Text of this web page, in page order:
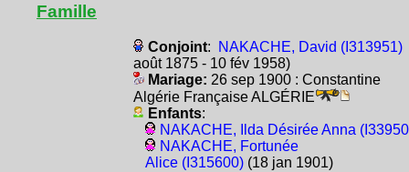
Famille
Conjoint: NAKACHE, David (I313951)
août 1875 - 10 fév 1958)
Mariage: 26 sep 1900 : Constantine
Algérie Française ALGÉRIE
Enfants:
NAKACHE, Ilda Désirée Anna
NAKACHE, Fortunée
Alice (I315600)(18 jan 1901)